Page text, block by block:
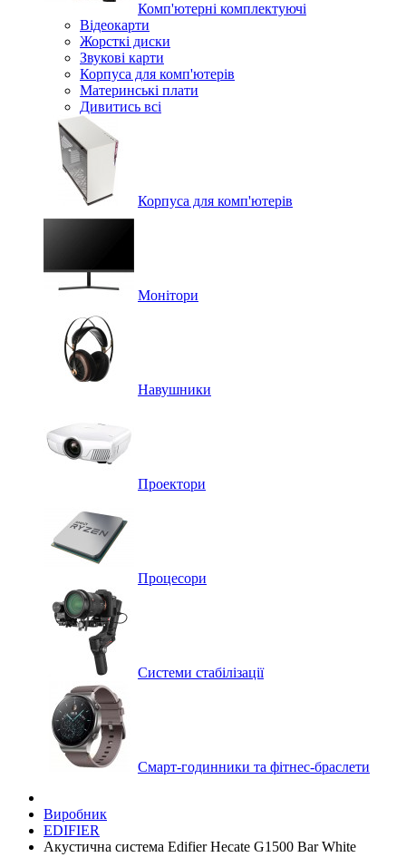
Комп'ютерні комплектуючі
Відеокарти
Жорсткі диски
Звукові карти
Корпуса для комп'ютерів
Материнські плати
Дивитись всі
Корпуса для комп'ютерів
Монітори
Навушники
Проектори
Процесори
Системи стабілізації
Смарт-годинники та фітнес-браслети
Виробник
EDIFIER
Акустична система Edifier Hecate G1500 Bar White